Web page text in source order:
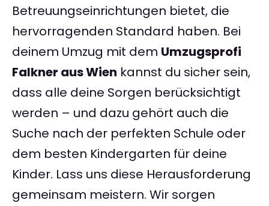
Betreuungseinrichtungen bietet, die
hervorragenden Standard haben. Bei
deinem Umzug mit dem Umzugsprofi
Falkner aus Wien kannst du sicher sein,
dass alle deine Sorgen berücksichtigt
werden – und dazu gehört auch die
Suche nach der perfekten Schule oder
dem besten Kindergarten für deine
Kinder. Lass uns diese Herausforderung
gemeinsam meistern. Wir sorgen